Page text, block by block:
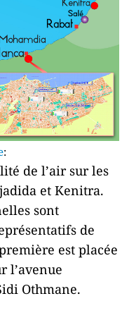
:
de l’air sur les
et Kenitra.
sont
de
est placée
l’avenue
Othmane.